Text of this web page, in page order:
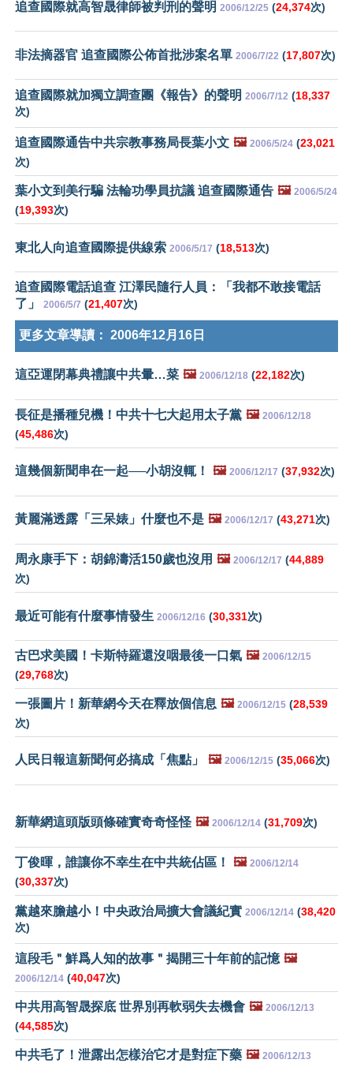
追查國際就高智晟律師被判刑的聲明 2006/12/25 (24,374次)
非法摘器官 追查國際公佈首批涉案名單 2006/7/22 (17,807次)
追查國際就加獨立調查團《報告》的聲明 2006/7/12 (18,337
次)
追查國際通告中共宗教事務局長葉小文 🖼️ 2006/5/24 (23,021
次)
葉小文到美行騙 法輪功學員抗議 追查國際通告 🖼️ 2006/5/24
(19,393次)
東北人向追查國際提供線索 2006/5/17 (18,513次)
追查國際電話追查 江澤民隨行人員：「我都不敢接電話
了」
2006/5/7 (21,407次)
更多文章導讀： 2006年12月16日
這亞運閉幕典禮讓中共暈…菜 🖼️ 2006/12/18 (22,182次)
長征是播種兒機！中共十七大起用太子黨 🖼️ 2006/12/18
(45,486次)
這幾個新聞串在一起──小胡沒輒！ 🖼️ 2006/12/17 (37,932次)
黃麗滿透露「三呆婊」什麼也不是 🖼️ 2006/12/17 (43,271次)
周永康手下：胡錦濤活150歲也沒用 🖼️ 2006/12/17 (44,889
次)
最近可能有什麼事情發生 2006/12/16 (30,331次)
古巴求美國！卡斯特羅還沒咽最後一口氣 🖼️ 2006/12/15
(29,768次)
一張圖片！新華網今天在釋放個信息 🖼️ 2006/12/15 (28,539
次)
人民日報這新聞何必搞成「焦點」 🖼️ 2006/12/15 (35,066次)
新華網這頭版頭條確實奇奇怪怪 🖼️ 2006/12/14 (31,709次)
丁俊暉，誰讓你不幸生在中共統佔區！ 🖼️ 2006/12/14
(30,337次)
黨越來膽越小！中央政治局擴大會議紀實 2006/12/14 (38,420
次)
這段毛＂鮮爲人知的故事＂揭開三十年前的記憶 🖼️
2006/12/14 (40,047次)
中共用高智晟探底 世界別再軟弱失去機會 🖼️ 2006/12/13
(44,585次)
中共毛了！泄露出怎樣治它才是對症下藥 🖼️ 2006/12/13